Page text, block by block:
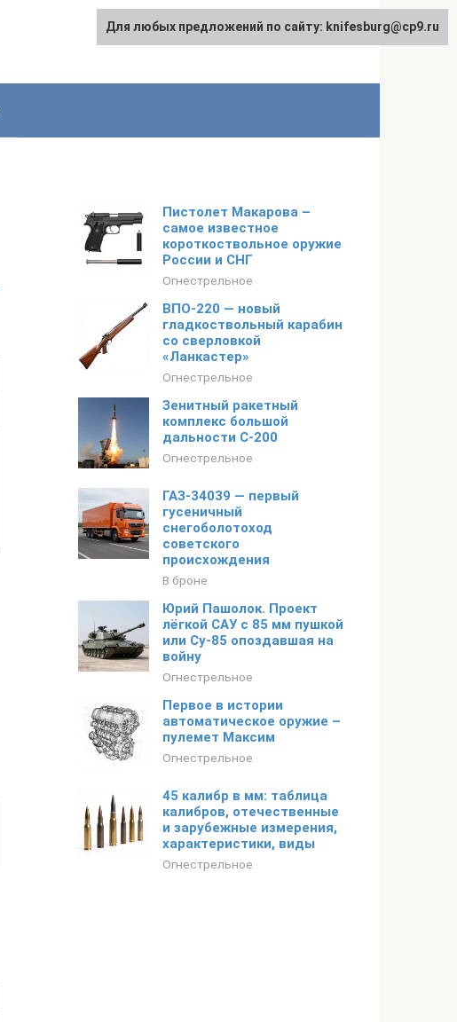
Пистолет Макарова –
самое известное
короткоствольное оружие
России и СНГ
Огнестрельное
ВПО-220 — новый
гладкоствольный карабин
со сверловкой
«Ланкастер»
Огнестрельное
Зенитный ракетный
комплекс большой
дальности С-200
Огнестрельное
ГАЗ-34039 — первый
гусеничный
снегоболотоход
советского
происхождения
В броне
Юрий Пашолок. Проект
лёгкой САУ с 85 мм пушкой
или Су-85 опоздавшая на
войну
Огнестрельное
Первое в истории
автоматическое оружие –
пулемет Максим
Огнестрельное
45 калибр в мм: таблица
калибров, отечественные
и зарубежные измерения,
характеристики, виды
Огнестрельное
Для любых предложений по сайту: knifesburg@cp9.ru